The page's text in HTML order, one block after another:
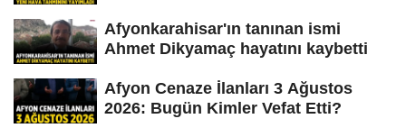
Afyonkarahisar'ın tanınan ismi
Ahmet Dikyamaç hayatını kaybetti
Afyon Cenaze İlanları 3 Ağustos
2026: Bugün Kimler Vefat Etti?